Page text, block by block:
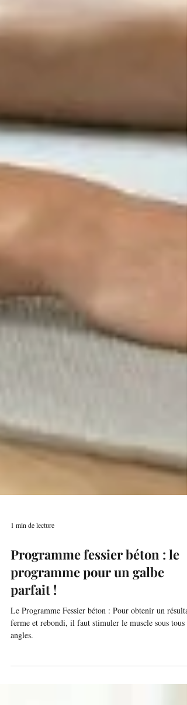
1 min de lecture
Programme fessier béton : le
programme pour un galbe
parfait !
Le Programme Fessier béton : Pour obtenir un résultat